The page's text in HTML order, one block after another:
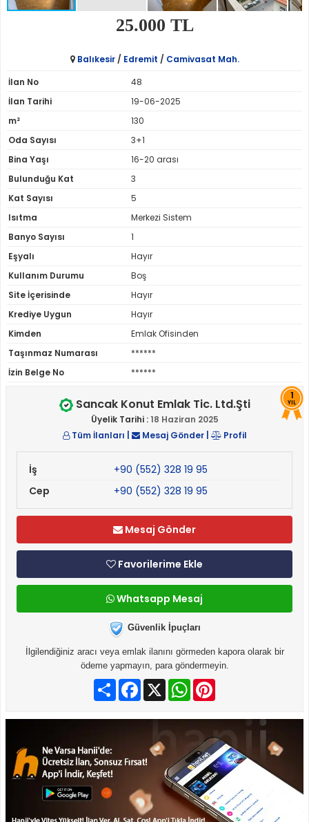
25.000 TL
Balıkesir/ Edremit / Camivasat Mah.
İlan No
48
İlan Tarihi
19-06-2025
m²
130
Oda Sayısı
3+1
Bina Yaşı
16-20 arası
Bulunduğu Kat
3
Kat Sayısı
5
Isıtma
Merkezi Sistem
Banyo Sayısı
1
Eşyalı
Hayır
Kullanım Durumu
Boş
Site İçerisinde
Hayır
Krediye Uygun
Hayır
Kimden
Emlak Ofisinden
Taşınmaz Numarası
******
İzin Belge No
******
1
YIL
Sancak Konut Emlak Tic. Ltd.Şti
Üyelik Tarihi :18 Haziran 2025
Tüm İlanları
Mesaj Gönder| Profil
İş
+90 (552) 328 19 95
Cep
+90 (552) 328 19 95
Mesaj Gönder
Favorilerime Ekle
Whatsapp Mesaj
Güvenlik İpuçları
İlgilendiğiniz aracı veya emlak ilanını görmeden kapora olarak bir
ödeme yapmayın, para göndermeyin.
PaylaşFacebook
X WhatsApp